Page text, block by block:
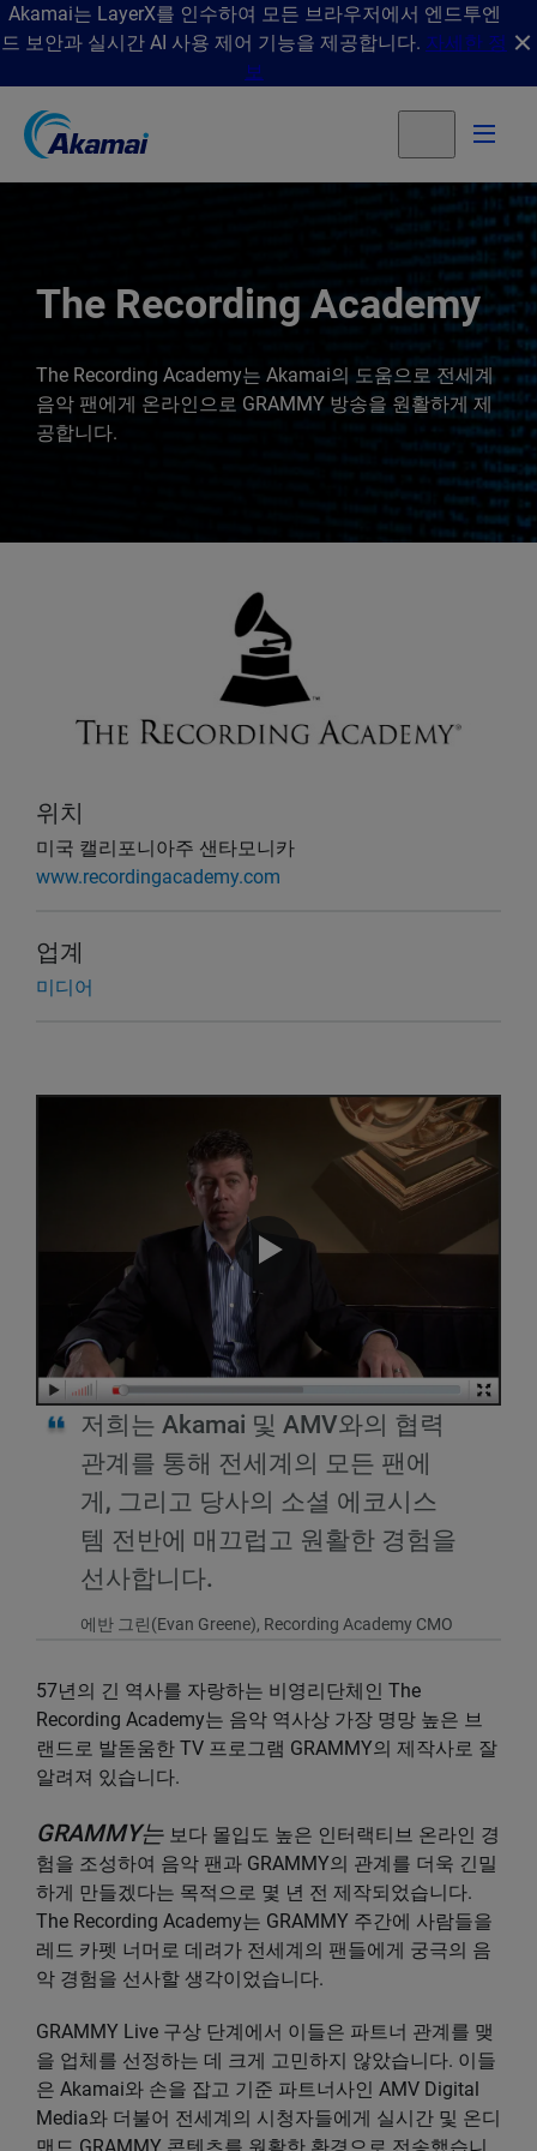
Akamai는 LayerX를 인수하여 모든 브라우저에서 엔드투엔
드 보안과 실시간 AI 사용 제어 기능을 제공합니다. 자세한 정
보
The Recording Academy
The Recording Academy는 Akamai의 도움으로 전세계
음악 팬에게 온라인으로 GRAMMY 방송을 원활하게 제
공합니다.
저희는 Akamai 및 AMV와의 협력
관계를 통해 전세계의 모든 팬에
게, 그리고 당사의 소셜 에코시스
템 전반에 매끄럽고 원활한 경험을
선사합니다.
에반 그린(Evan Greene), Recording Academy CMO
57년의 긴 역사를 자랑하는 비영리단체인 The
Recording Academy는 음악 역사상 가장 명망 높은 브
랜드로 발돋움한 TV 프로그램 GRAMMY의 제작사로 잘
알려져 있습니다.
GRAMMY는 보다 몰입도 높은 인터랙티브 온라인 경
험을 조성하여 음악 팬과 GRAMMY의 관계를 더욱 긴밀
하게 만들겠다는 목적으로 몇 년 전 제작되었습니다.
The Recording Academy는 GRAMMY 주간에 사람들을
레드 카펫 너머로 데려가 전세계의 팬들에게 궁극의 음
악 경험을 선사할 생각이었습니다.
GRAMMY Live 구상 단계에서 이들은 파트너 관계를 맺
을 업체를 선정하는 데 크게 고민하지 않았습니다. 이들
은 Akamai와 손을 잡고 기준 파트너사인 AMV Digital
Media와 더불어 전세계의 시청자들에게 실시간 및 온디
위치
미국 캘리포니아주 샌타모니카
www.recordingacademy.com
업계
미디어